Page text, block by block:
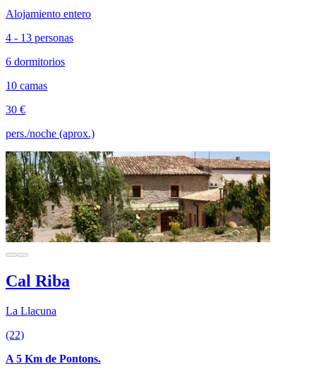
Alojamiento entero
4 - 13 personas
6 dormitorios
10 camas
30 €
pers./noche (aprox.)
Cal Riba
La Llacuna
(22)
A 5 Km de Pontons.